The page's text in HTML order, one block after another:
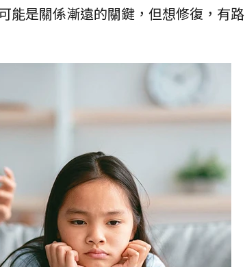
能是關係漸遠的關鍵，但想修復，有路